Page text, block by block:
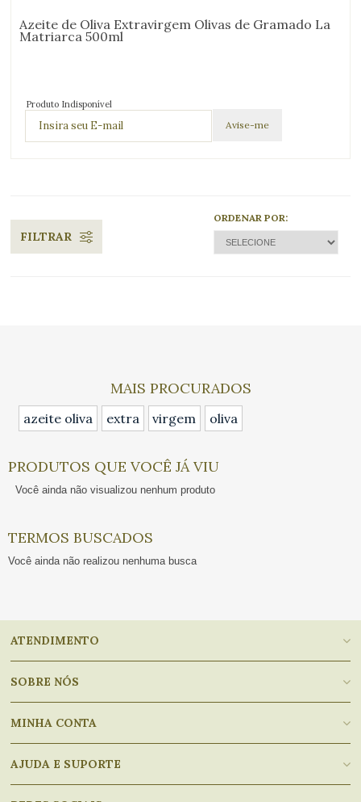
Azeite de Oliva Extravirgem Olivas de Gramado La
Matriarca 500ml
Produto Indisponível
FILTRAR
ORDENAR POR:
MAIS PROCURADOS
azeite oliva extra virgem oliva
PRODUTOS QUE VOCÊ JÁ VIU
Você ainda não visualizou nenhum produto
TERMOS BUSCADOS
Você ainda não realizou nenhuma busca
ATENDIMENTO
SOBRE NÓS
MINHA CONTA
AJUDA E SUPORTE